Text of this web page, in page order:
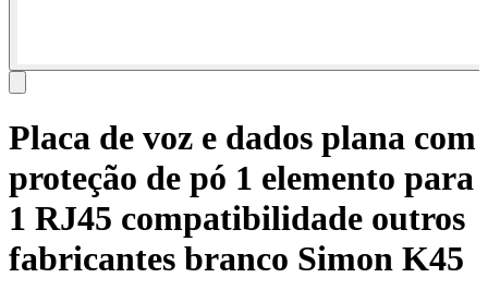
Placa de voz e dados plana com
proteção de pó 1 elemento para
1 RJ45 compatibilidade outros
fabricantes branco Simon K45